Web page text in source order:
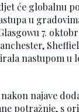
će globalnu
u
7.
nastupom u
najave
potražnje, s